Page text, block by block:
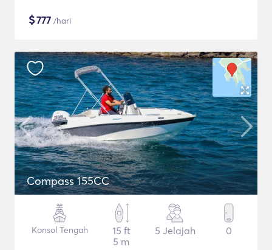
$777 /hari
Compass 155CC
Konsol Tengah
15 ft
5 m
5 Jelajah 0